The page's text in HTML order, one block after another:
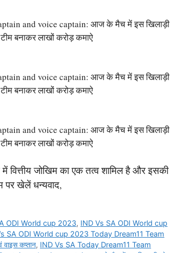
and voice captain: आज के मैच में इस खिलाड़ी
बनाकर लाखों करोड़ कमाऐ
and voice captain: आज के मैच में इस खिलाड़ी
बनाकर लाखों करोड़ कमाऐ
and voice captain: आज के मैच में इस खिलाड़ी
बनाकर लाखों करोड़ कमाऐ
वित्तीय जोखिम का एक तत्व शामिल है और इसकी
पर खेलें धन्यवाद,
ODI World cup 2023, IND Vs SA ODI World cup
SA ODI World cup 2023 Today Dream11 Team
कप्तान, IND Vs SA Today Dream11 Team